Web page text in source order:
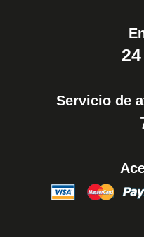
Servicio de